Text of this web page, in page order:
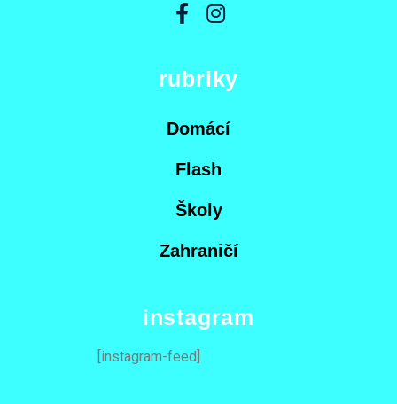
rubriky
Domácí
Flash
Školy
Zahraničí
instagram
[instagram-feed]